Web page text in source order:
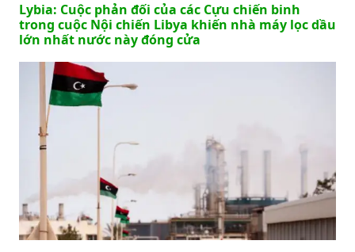
Lybia: Cuộc phản đối của các Cựu chiến binh
trong cuộc Nội chiến Libya khiến nhà máy lọc dầu
lớn nhất nước này đóng cửa